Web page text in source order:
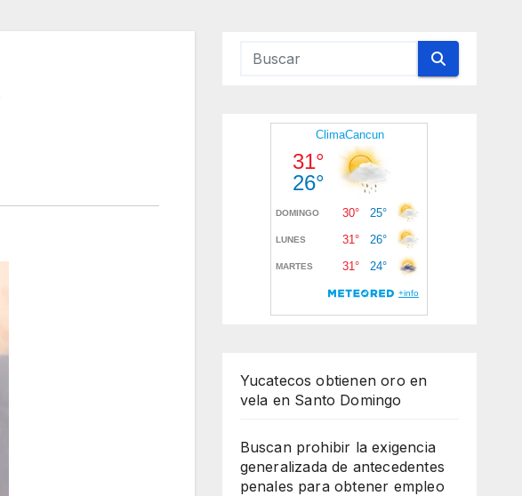
Yucatecos obtienen oro en
vela en Santo Domingo
Buscan prohibir la exigencia
generalizada de antecedentes
penales para obtener empleo